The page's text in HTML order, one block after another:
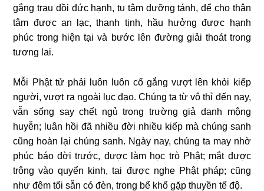
gắng trau dồi đức hạnh, tu tâm dưỡng tánh, để cho thân
tâm được an lạc, thanh tịnh, hầu hưởng được hạnh
phúc trong hiện tại và bước lên đường giải thoát trong
tương lai.
Mỗi Phật tử phải luôn luôn cố gắng vượt lên khỏi kiếp
người, vượt ra ngoài lục đạo. Chúng ta từ vô thỉ đến nay,
vẫn sống say chết ngủ trong trường giả danh mộng
huyễn; luân hồi đã nhiều đời nhiều kiếp mà chúng sanh
cũng hoàn lại chúng sanh. Ngày nay, chúng ta may nhờ
phúc báo đời trước, được làm học trò Phật; mắt được
trông vào quyển kinh, tai được nghe Phật pháp; cũng
như đêm tối sẵn có đèn, trong bể khổ gặp thuyền tế độ.